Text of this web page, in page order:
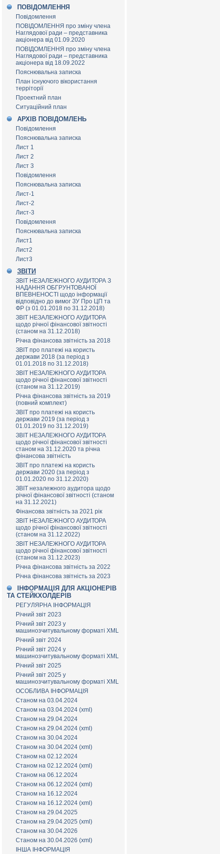
ПОВІДОМЛЕННЯ
Повідомлення
ПОВІДОМЛЕННЯ про зміну члена
Наглядової ради – представника
акціонера від 01.09.2020
ПОВІДОМЛЕННЯ про зміну члена
Наглядової ради – представника
акціонера від 18.09.2022
Пояснювальна записка
План існуючого вікористання
терріторії
Проектний план
Ситуаційний план
АРХІВ ПОВІДОМЛЕНЬ
Повідомлення
Пояснювальна записка
Лист 1
Лист 2
Лист 3
Повідомлення
Пояснювальна записка
Лист-1
Лист-2
Лист-3
Повідомлення
Пояснювальна записка
Лист1
Лист2
Лист3
ЗВІТИ
ЗВІТ НЕЗАЛЕЖНОГО АУДИТОРА З
НАДАННЯ ОБГРУНТОВАНОЇ
ВПЕВНЕНОСТІ щодо інформації
відповідно до вимог ЗУ Про ЦП та
ФР (з 01.01.2018 по 31.12.2018)
ЗВІТ НЕЗАЛЕЖНОГО АУДИТОРА
щодо річної фінансової звітності
(станом на 31.12.2018)
Річна фінансова звітність за 2018
ЗВІТ про платежі на користь
держави 2018 (за період з
01.01.2018 по 31.12.2018)
ЗВІТ НЕЗАЛЕЖНОГО АУДИТОРА
щодо річної фінансової звітності
(станом на 31.12.2019)
Річна фінансова звітність за 2019
(повний комплект)
ЗВІТ про платежі на користь
держави 2019 (за період з
01.01.2019 по 31.12.2019)
ЗВІТ НЕЗАЛЕЖНОГО АУДИТОРА
щодо річної фінансової звітності
станом на 31.12.2020 та річна
фінансова звітність
ЗВІТ про платежі на користь
держави 2020 (за період з
01.01.2020 по 31.12.2020)
ЗВІТ незалежного аудитора щодо
річної фінансової звітності (станом
на 31.12.2021)
Фінансова звітність за 2021 рік
ЗВІТ НЕЗАЛЕЖНОГО АУДИТОРА
щодо річної фінансової звітності
(станом на 31.12.2022)
ЗВІТ НЕЗАЛЕЖНОГО АУДИТОРА
щодо річної фінансової звітності
(станом на 31.12.2023)
Річна фінансова звітність за 2022
Річна фінансова звітність за 2023
ІНФОРМАЦІЯ ДЛЯ АКЦІОНЕРІВ
ТА СТЕЙКХОЛДЕРІВ
РЕГУЛЯРНА ІНФОРМАЦІЯ
Річний звіт 2023
Річний звіт 2023 у
машинозчитувальному форматі XML
Річний звіт 2024
Річний звіт 2024 у
машинозчитувальному форматі XML
Річний звіт 2025
Річний звіт 2025 у
машинозчитувальному форматі XML
ОСОБЛИВА ІНФОРМАЦІЯ
Станом на 03.04.2024
Станом на 03.04.2024 (xml)
Станом на 29.04.2024
Станом на 29.04.2024 (xml)
Станом на 30.04.2024
Станом на 30.04.2024 (xml)
Станом на 02.12.2024
Станом на 02.12.2024 (xml)
Станом на 06.12.2024
Станом на 06.12.2024 (xml)
Станом на 16.12.2024
Станом на 16.12.2024 (xml)
Станом на 29.04.2025
Станом на 29.04.2025 (xml)
Станом на 30.04.2026
Станом на 30.04.2026 (xml)
ІНША ІНФОРМАЦІЯ